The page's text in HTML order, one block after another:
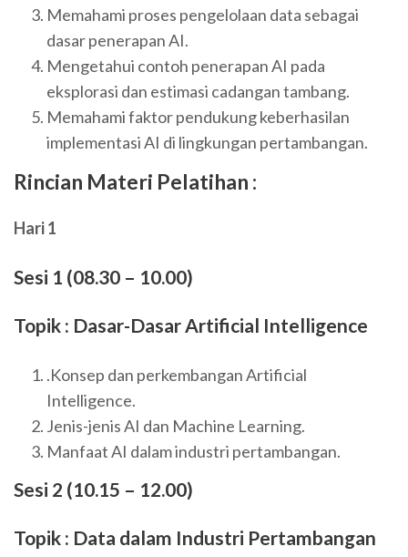
Memahami proses pengelolaan data sebagai
dasar penerapan AI.
Mengetahui contoh penerapan AI pada
eksplorasi dan estimasi cadangan tambang.
Memahami faktor pendukung keberhasilan
implementasi AI di lingkungan pertambangan.
Rincian Materi Pelatihan :
Hari 1
Sesi 1 (08.30 – 10.00)
Topik : Dasar-Dasar Artificial Intelligence
.Konsep dan perkembangan Artificial
Intelligence.
Jenis-jenis AI dan Machine Learning.
Manfaat AI dalam industri pertambangan.
Sesi 2 (10.15 – 12.00)
Topik : Data dalam Industri Pertambangan